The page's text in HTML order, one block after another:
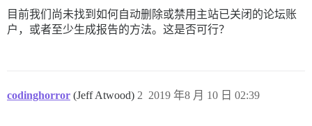
目前我们尚未找到如何自动删除或禁用主站已关闭的论坛账
户，或者至少生成报告的方法。这是否可行？
codinghorror (Jeff Atwood) 2019 年8 月 10 日 02:39
2